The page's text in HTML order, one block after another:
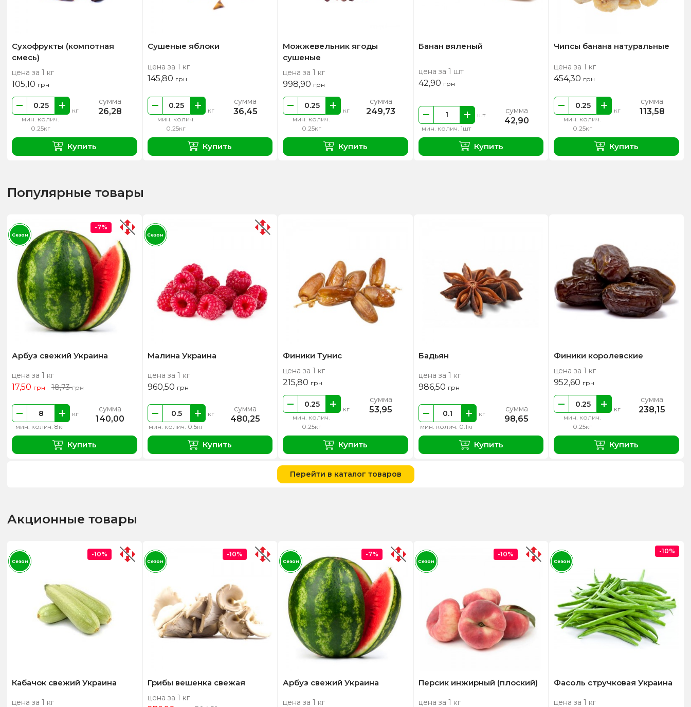
Сухофрукты (компотная
смесь)
цена за 1 кг
105,10 грн
мин. колич.
0.25кг
кг
сумма
26,28
Купить
Сушеные яблоки
цена за 1 кг
145,80 грн
мин. колич.
0.25кг
кг
сумма
36,45
Купить
Можжевельник ягоды
сушеные
цена за 1 кг
998,90 грн
мин. колич.
0.25кг
кг
сумма
249,73
Купить
Банан вяленый
цена за 1 шт
42,90 грн
мин. колич. 1шт
шт сумма
42,90
Купить
Чипсы банана натуральные
цена за 1 кг
454,30 грн
мин. колич.
0.25кг
кг
сумма
113,58
Купить
Популярные товары
Арбуз свежий Украина
цена за 1 кг
17,50 грн 18,73грн
мин. колич. 8кг
кг сумма
140,00
Купить
-7%
Сезон
Малина Украина
цена за 1 кг
960,50 грн
мин. колич. 0.5кг
кг сумма
480,25
Купить
Сезон
Финики Тунис
цена за 1 кг
215,80 грн
мин. колич.
0.25кг
кг
сумма
53,95
Купить
Бадьян
цена за 1 кг
986,50 грн
мин. колич. 0.1кг
кг сумма
98,65
Купить
Финики королевские
цена за 1 кг
952,60 грн
мин. колич.
0.25кг
кг
сумма
238,15
Купить
Перейти в каталог товаров
Акционные товары
Кабачок свежий Украина
цена за 1 кг
-10%
Сезон
Грибы вешенка свежая
цена за 1 кг
-10%
Сезон
Арбуз свежий Украина
цена за 1 кг
-7%
Сезон
Персик инжирный (плоский)
цена за 1 кг
-10%
Сезон
Фасоль стручковая Украина
цена за 1 кг
-10%
Сезон